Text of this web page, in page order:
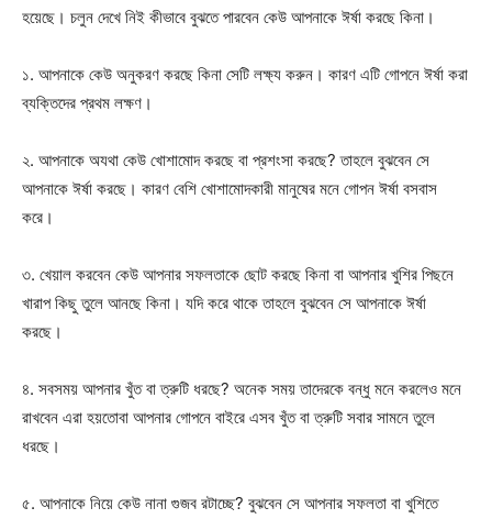
হয়েছে। চলুন দেখে নিই কীভাবে বুঝতে পারবেন কেউ আপনাকে ঈর্ষা করছে কিনা।
১. আপনাকে কেউ অনুকরণ করছে কিনা সেটি লক্ষ্য করুন। কারণ এটি গোপনে ঈর্ষা করা
ব্যক্তিদের প্রথম লক্ষণ।
২. আপনাকে অযথা কেউ খোশামোদ করছে বা প্রশংসা করছে? তাহলে বুঝবেন সে
আপনাকে ঈর্ষা করছে। কারণ বেশি খোশামোদকারী মানুষের মনে গোপন ঈর্ষা বসবাস
করে।
৩. খেয়াল করবেন কেউ আপনার সফলতাকে ছোট করছে কিনা বা আপনার খুশির পিছনে
খারাপ কিছু তুলে আনছে কিনা। যদি করে থাকে তাহলে বুঝবেন সে আপনাকে ঈর্ষা
করছে।
৪. সবসময় আপনার খুঁত বা ত্রুটি ধরছে? অনেক সময় তাদেরকে বন্ধু মনে করলেও মনে
রাখবেন এরা হয়তোবা আপনার গোপনে বাইরে এসব খুঁত বা ত্রুটি সবার সামনে তুলে
ধরছে।
৫. আপনাকে নিয়ে কেউ নানা গুজব রটাচ্ছে? বুঝবেন সে আপনার সফলতা বা খুশিতে